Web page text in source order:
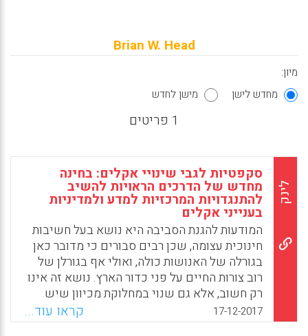
Brian W. Head
מיון:
מחדש לישן
מישן לחדש
1 פריטים
לינק
סקפטיות לגבי שינויי אקלים: בחינה
מחדש של הדרכים הראויות להשיב
להתנגדויות המרכזיות למדע ולמדיניות
בענייני אקלים
המודעות להגנת הסביבה היא נושא בעל חשיבות
חינוכית עצומה, שכן רבים סבורים כי מדובר כאן
בגורלה של האנושות כולה, ואולי אף בגורלן של
רוב צורות החיים על פני כדור הארץ. נושא זה אינו
רק חשוב, אלא גם שנוי במחלוקת מכיוון שיש
המכחישים את ההתחממות הגלובלית וממילא גם
את נבואות הזעם הקשורות בה. מסקירת הספרות
17-12-2017 קראו עוד...